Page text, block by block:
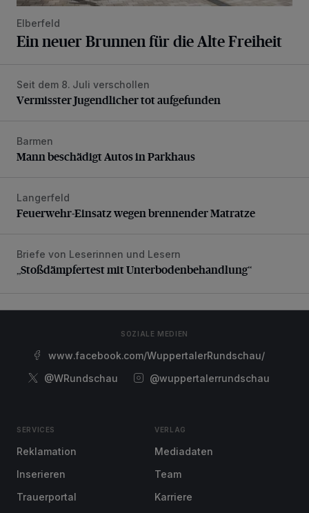
Elberfeld
Ein neuer Brunnen für die Alte Freiheit
Vermisster Jugendlicher tot aufgefunden
Seit dem 8. Juli verschollen
Vermisster Jugendlicher tot aufgefunden
Mann beschädigt Autos in Parkhaus
Barmen
Mann beschädigt Autos in Parkhaus
Feuerwehr-Einsatz wegen brennender Matratze
Langerfeld
Feuerwehr-Einsatz wegen brennender Matratze
„Stoßdämpfertest mit Unterbodenbehandlung“
Briefe von Leserinnen und Lesern
„Stoßdämpfertest mit Unterbodenbehandlung“
SOZIALE MEDIEN
www.facebook.com/WuppertalerRundschau/
@WRundschau
@wuppertalerrundschau
SERVICES
Reklamation
Inserieren
Trauerportal
VERLAG
Mediadaten
Team
Karriere